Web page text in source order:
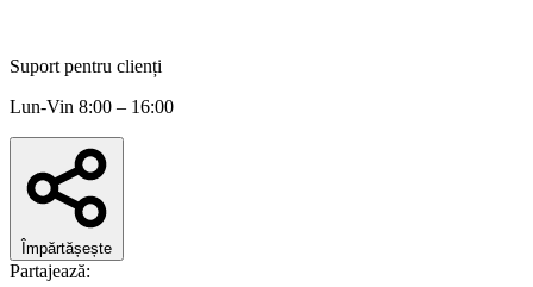
Suport pentru clienți
Lun-Vin 8:00 – 16:00
Împărtășește
Partajează: